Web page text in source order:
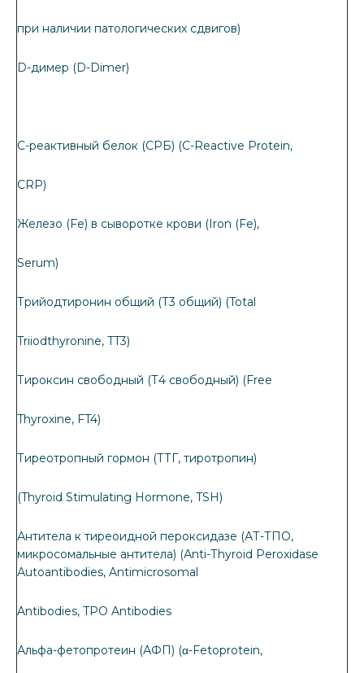
при наличии патологических сдвигов)
D-димер (D-Dimer)
С-реактивный белок (СРБ) (C-Reactive Protein,
CRP)
Железо (Fe) в сыворотке крови (Iron (Fe),
Serum)
Трийодтиронин общий (Т3 общий) (Total
Triiodthyronine, TT3)
Тироксин свободный (Т4 свободный) (Free
Thyroxine, FT4)
Тиреотропный гормон (ТТГ, тиротропин)
(Thyroid Stimulating Hormone, TSH)
Антитела к тиреоидной пероксидазе (АТ-ТПО,
микросомальные антитела) (Аnti-Тhyroid Рeroxidase
Аutoantibodies, Antimicrosomal
Antibodies, TPO Antibodies
Альфа-фетопротеин (АФП) (α-Fetoprotein,